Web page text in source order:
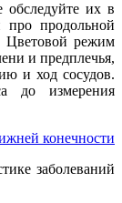
их в
про продольной
Цветовой режим
и предплечья,
и ход сосудов.
до измерения
конечности
заболеваний